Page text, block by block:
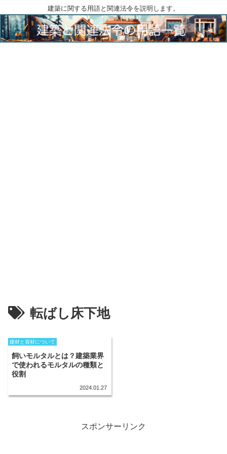
建築に関する用語と関連法令を説明します。
転ばし床下地
建材と資材について
飼いモルタルとは？建築業界
で使われるモルタルの種類と
役割
2024.01.27
スポンサーリンク